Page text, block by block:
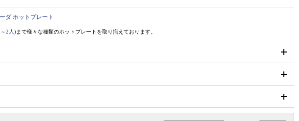
ダ ホットプレート
2人)まで様々な種類のホットプレートを取り揃えております。